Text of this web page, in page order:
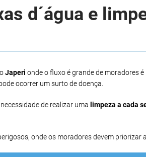
d´água e
Japeri onde o fluxo é grande de moradores
ocorrer um surto de doença.
de realizar uma limpeza a cada
onde os moradores devem priorizar